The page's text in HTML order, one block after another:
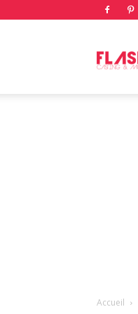
Accueil